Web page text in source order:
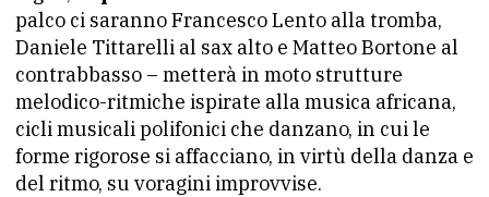
palco ci saranno Francesco Lento alla tromba,
Daniele Tittarelli al sax alto e Matteo Bortone al
contrabbasso – metterà in moto strutture
melodico-ritmiche ispirate alla musica africana,
cicli musicali polifonici che danzano, in cui le
forme rigorose si affacciano, in virtù della danza e
del ritmo, su voragini improvvise.